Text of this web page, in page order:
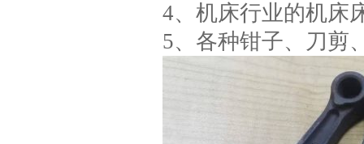
4、机床行业的机床
5、各种钳子、刀剪